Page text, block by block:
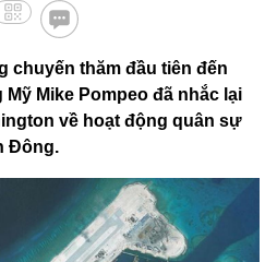
chuyến thăm đầu tiên đến
Mike Pompeo đã nhắc lại
về hoạt động quân sự
Đông.